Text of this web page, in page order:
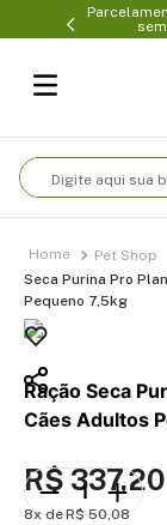
Digite aqui sua
Pet Shop
Seca Purina Pro
Pequeno 7,5kg
Ração Seca
Cães Adultos
R$337,20
8 R$ 50,08